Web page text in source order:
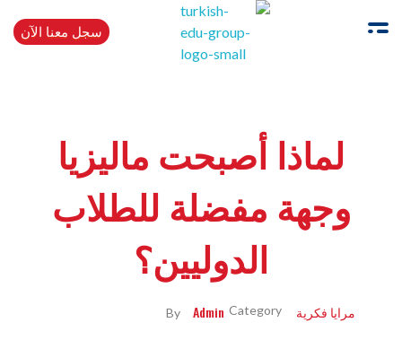
سجل معنا الآن
لماذا أصبحت ماليزيا
وجهة مفضلة للطلاب
الدوليين؟
By Admin مرايا فكرية